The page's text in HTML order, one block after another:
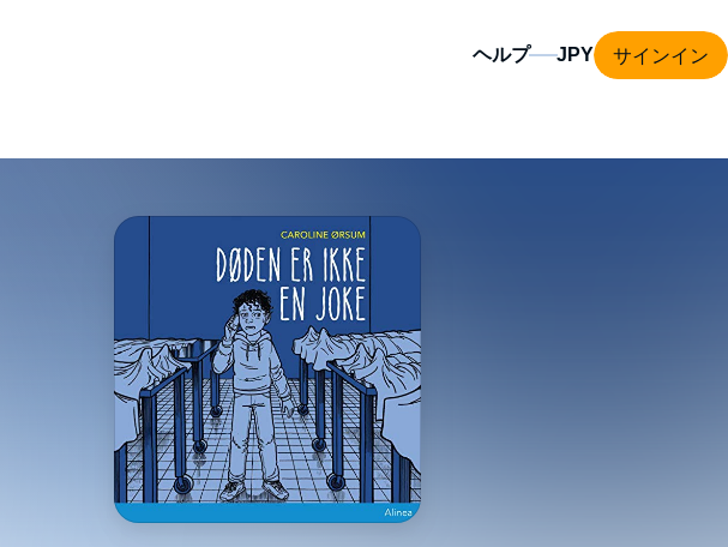
ヘルプ サインイン